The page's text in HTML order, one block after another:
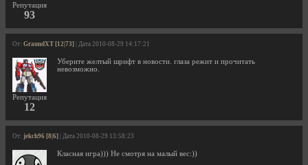
Репутация
93
От: GraundXT [12|73] | Дата 2010-08-29 14:17:21
Репутация
12
Уберите желтый шрифт в новости. глаза режит и прочитать
невозможно.
От: jekch96 [8|6] | Дата 2010-08-29 13:58:23
Класная игра))) Не смотря на малый вес:))